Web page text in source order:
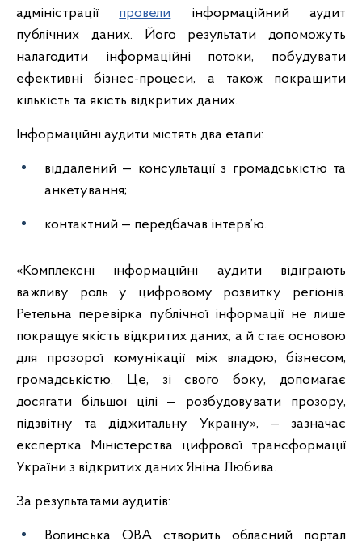
адміністрації провели інформаційний аудит
публічних даних. Його результати допоможуть
налагодити інформаційні потоки, побудувати
ефективні бізнес-процеси, а також покращити
кількість та якість відкритих даних.
Інформаційні аудити містять два етапи:
віддалений — консультації з громадськістю та
анкетування;
контактний — передбачав інтерв’ю.
«Комплексні інформаційні аудити відіграють
важливу роль у цифровому розвитку регіонів.
Ретельна перевірка публічної інформації не лише
покращує якість відкритих даних, а й стає основою
для прозорої комунікації між владою, бізнесом,
громадськістю. Це, зі свого боку, допомагає
досягати більшої цілі — розбудовувати прозору,
підзвітну та діджитальну Україну», — зазначає
експертка Міністерства цифрової трансформації
України з відкритих даних Яніна Любива.
За результатами аудитів:
Волинська ОВА створить обласний портал